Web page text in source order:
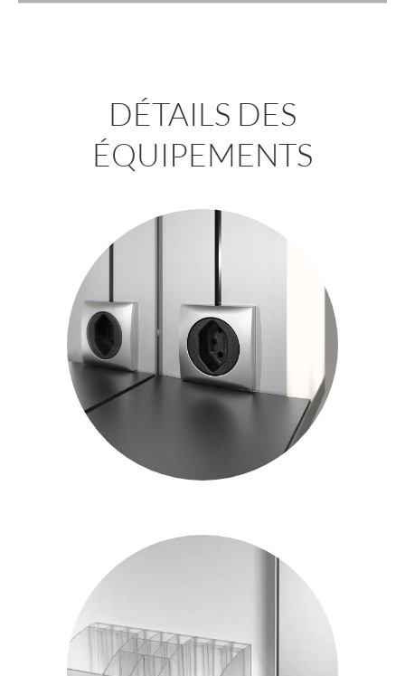
DÉTAILS DES
ÉQUIPEMENTS